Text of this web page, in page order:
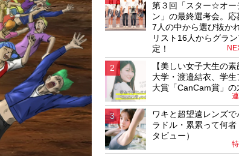
第３回「スター☆オー
ン」の最終選考会。
7人の中から選び抜か
リスト16人からグラ
定！
【美しい女子大生の
大学・渡邉結衣、学生
大賞「CanCam賞」の
ワキと超望遠レンズ
ラドル・累累って何者
タビュー）